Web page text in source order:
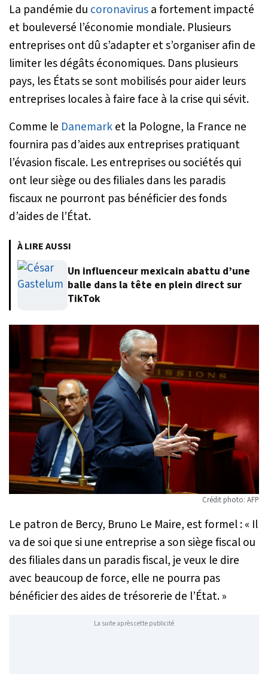
La pandémie du coronavirusa fortement impacté
et bouleversé l’économie mondiale. Plusieurs
entreprises ont dû s’adapter et s’organiser afin de
limiter les dégâts économiques. Dans plusieurs
pays, les États se sont mobilisés pour aider leurs
entreprises locales à faire face à la crise qui sévit.
Comme le Danemarket la Pologne, la France ne
fournira pas d’aides aux entreprises pratiquant
l’évasion fiscale. Les entreprises ou sociétés qui
ont leur siège ou des filiales dans les paradis
fiscaux ne pourront pas bénéficier des fonds
d’aides de l’État.
À LIRE AUSSI
Un influenceur mexicain abattu d’une
balle dans la tête en plein direct sur
TikTok
Crédit photo: AFP
Le patron de Bercy, Bruno Le Maire, est formel :« Il
va de soi que si une entreprise a son siège fiscal ou
des filiales dans un paradis fiscal, je veux le dire
avec beaucoup de force, elle ne pourra pas
bénéficier des aides de trésorerie de l’État. »
La suite après cette publicité